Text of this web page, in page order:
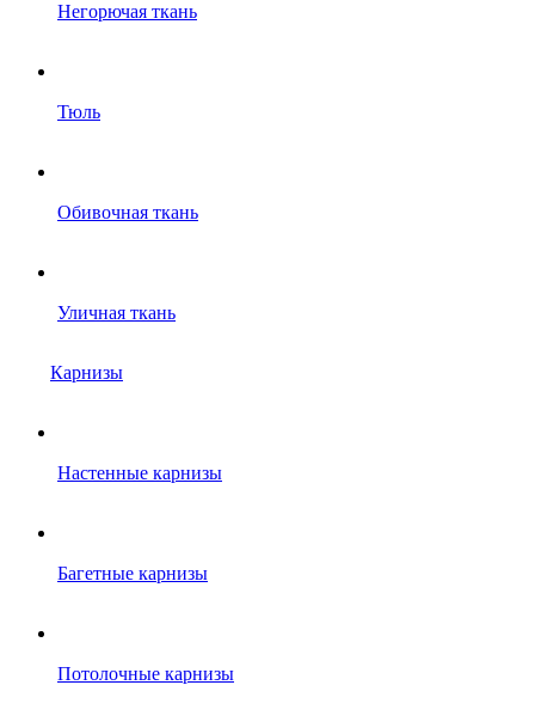
Негорючая ткань
Тюль
Обивочная ткань
Уличная ткань
Карнизы
Настенные карнизы
Багетные карнизы
Потолочные карнизы